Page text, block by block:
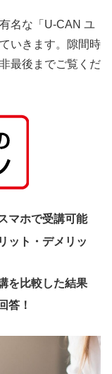
名な「U-CAN ユ
いきます。隙間時
最後までご覧くだ
マホで受講可能
ット・デメリッ
を比較した結果
答！